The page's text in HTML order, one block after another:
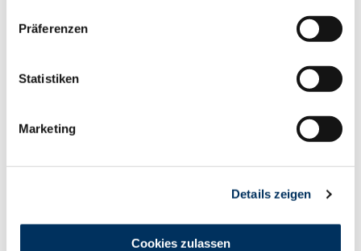
Präferenzen
Statistiken
Marketing
Details zeigen
Cookies zulassen
113
137
+0.22
+97
111